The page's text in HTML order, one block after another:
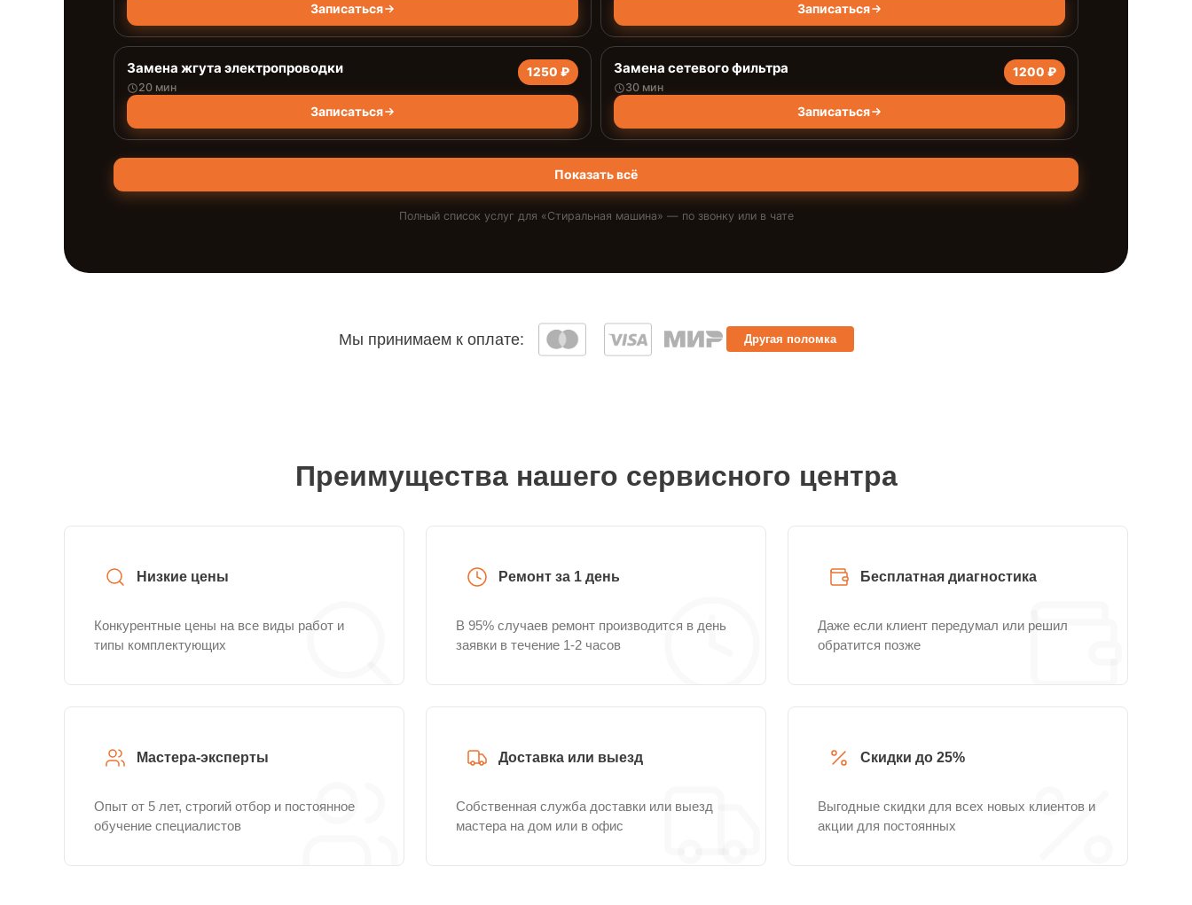
Записаться Записаться
Замена жгута электропроводки
20 мин
1250 ₽
Записаться
Замена сетевого фильтра
30 мин
1200 ₽
Записаться
Показать всё
Полный список услуг для «Стиральная машина» — по звонку или в чате
Мы принимаем к оплате: Другая поломка
Преимущества нашего сервисного центра
Низкие цены
Конкурентные цены на все виды работ и
типы комплектующих
Ремонт за 1 день
В 95% случаев ремонт производится в день
заявки в течение 1-2 часов
Бесплатная диагностика
Даже если клиент передумал или решил
обратится позже
Мастера-эксперты
Опыт от 5 лет, строгий отбор и постоянное
обучение специалистов
Доставка или выезд
Собственная служба доставки или выезд
мастера на дом или в офис
Скидки до 25%
Выгодные скидки для всех новых клиентов и
акции для постоянных